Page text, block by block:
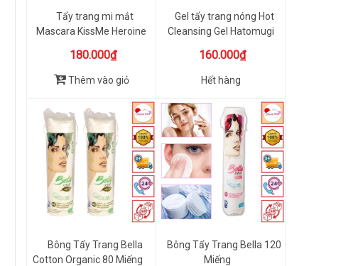
Tẩy trang mi mắt
Mascara KissMe Heroine
180.000₫
Thêm vào giỏ
Gel tẩy trang nóng Hot
Cleansing Gel Hatomugi
160.000₫
Hết hàng
Bông Tẩy Trang Bella
Cotton Organic 80 Miếng
Bông Tẩy Trang Bella 120
Miếng